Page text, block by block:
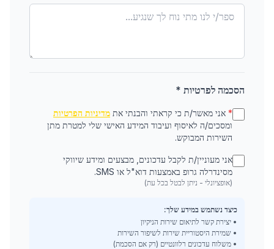
הסכמה לפרטיות *
* אני מאשר/ת כי קראתי והבנתי את מדיניות הפרטיות
ומסכים/ה לאיסוף ועיבוד המידע האישי שלי למטרת מתן
השירות המבוקש.
אני מעוניין/ת לקבל עדכונים, מבצעים ומידע שיווקי
מסינדרלה גרופ באמצעות דוא"ל או SMS.
(אופציונלי - ניתן לבטל בכל עת)
כיצד נשתמש במידע שלך:
• יצירת קשר לתיאום שירות הניקיון
• שמירת היסטוריית שירות לשיפור השירות
• משלוח עדכונים רלוונטיים (רק אם הסכמת)